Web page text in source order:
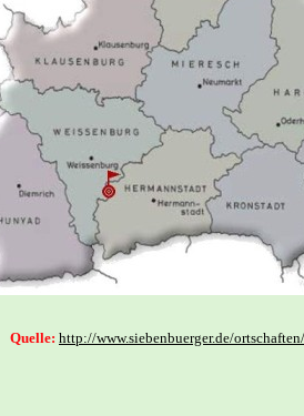
Quelle: http://www.siebenbuerger.de/